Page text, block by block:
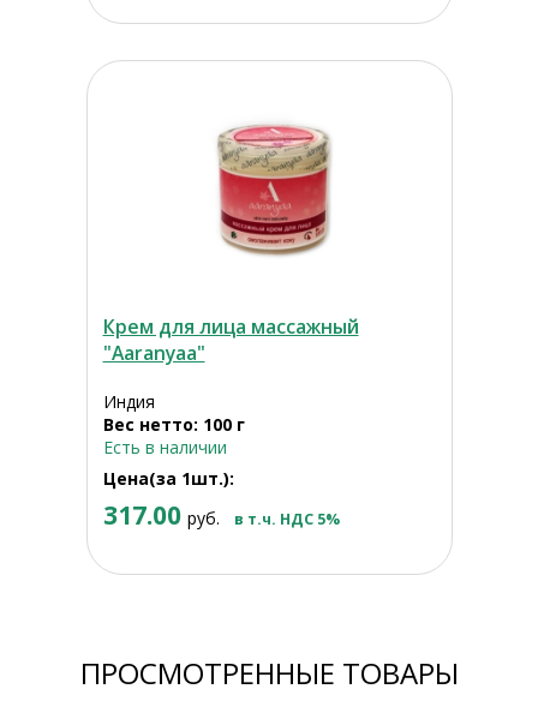
Крем для лица массажный
"Aaranyaa"
Индия
Вес нетто: 100 г
Есть в наличии
Цена(за 1шт.):
317.00 руб. в т.ч. НДС 5%
ПРОСМОТРЕННЫЕ ТОВАРЫ